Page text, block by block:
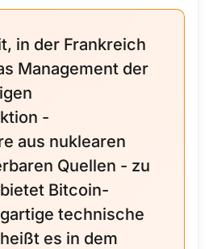
in der Frankreich
Management der
-
aus nuklearen
Quellen - zu
Bitcoin-
technische
es in dem